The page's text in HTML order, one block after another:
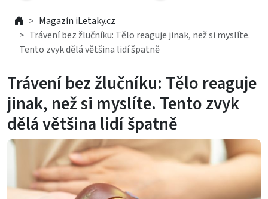
Magazín iLetaky.cz
Trávení bez žlučníku: Tělo reaguje jinak, než si myslíte.
Tento zvyk dělá většina lidí špatně
Trávení bez žlučníku: Tělo reaguje
jinak, než si myslíte. Tento zvyk
dělá většina lidí špatně